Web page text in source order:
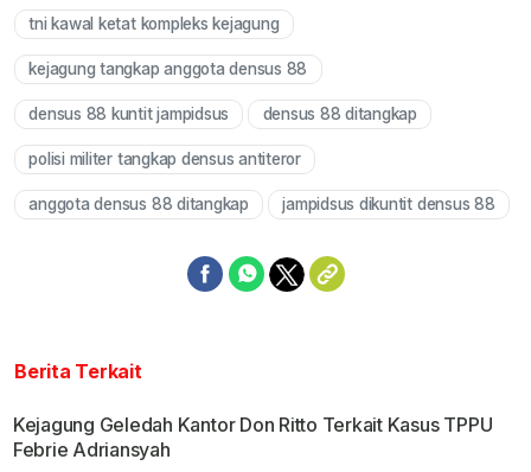
tni kawal ketat kompleks kejagung
kejagung tangkap anggota densus 88
densus 88 kuntit jampidsus densus 88 ditangkap
polisi militer tangkap densus antiteror
anggota densus 88 ditangkap jampidsus dikuntit densus 88
Berita Terkait
Kejagung Geledah Kantor Don Ritto Terkait Kasus TPPU
Febrie Adriansyah